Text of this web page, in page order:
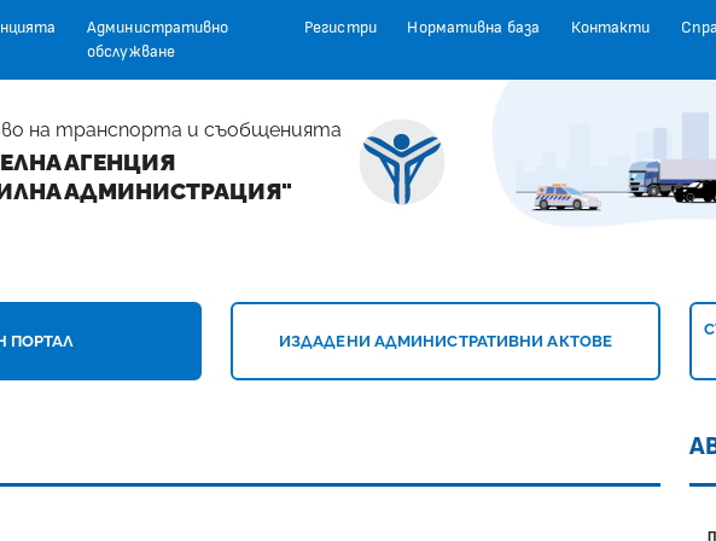
Административно
обслужване
Регистри Нормативна база Контакти
на транспорта и съобщенията
АГЕНЦИЯ
АДМИНИСТРАЦИЯ"
ПОРТАЛ ИЗДАДЕНИ АДМИНИСТРАТИВНИ АКТОВЕ